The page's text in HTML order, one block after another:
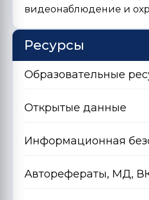
видеонаблюдение и
Ресурсы
Образовательные
Открытые данные
Информационная
Авторефераты, МД,